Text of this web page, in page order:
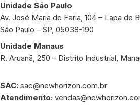
Unidade São Paulo
Av. José Maria de Faria, 104 – Lapa de
São Paulo – SP, 05038-190
Unidade Manaus
R. Aruanã, 250 – Distrito Industrial,
SAC: sac@newhorizon.com.br
Atendimento: